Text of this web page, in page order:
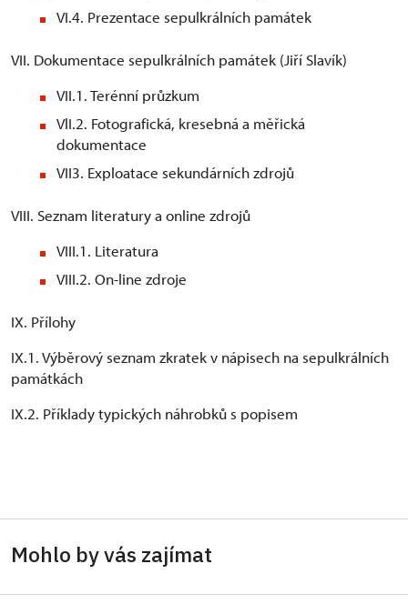
VI.4. Prezentace sepulkrálních památek
VII. Dokumentace sepulkrálních památek (Jiří Slavík)
VII.1. Terénní průzkum
VlI.2. Fotografická, kresebná a měřická
dokumentace
VII3. Exploatace sekundárních zdrojů
VIII. Seznam literatury a online zdrojů
VIII.1. Literatura
VIII.2. On-line zdroje
IX. Přílohy
IX.1. Výběrový seznam zkratek v nápisech na sepulkrálních
památkách
IX.2. Příklady typických náhrobků s popisem
Mohlo by vás zajímat